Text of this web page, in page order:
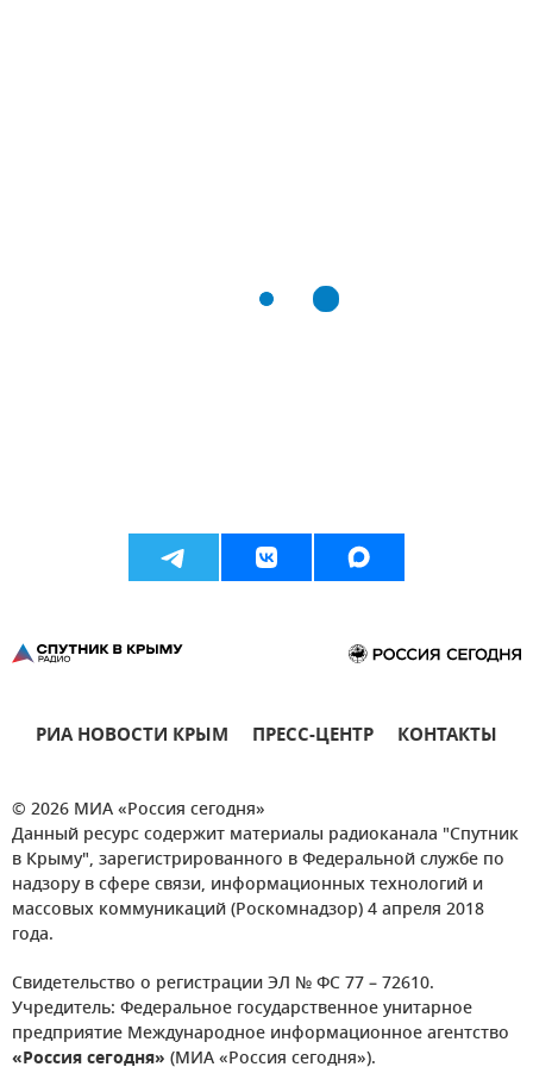
РИА НОВОСТИ КРЫМ ПРЕСС-ЦЕНТР КОНТАКТЫ
© 2026 МИА «Россия сегодня»
Данный ресурс содержит материалы радиоканала "Спутник
в Крыму", зарегистрированного в Федеральной службе по
надзору в сфере связи, информационных технологий и
массовых коммуникаций (Роскомнадзор) 4 апреля 2018
года.
Свидетельство о регистрации ЭЛ № ФС 77 – 72610.
Учредитель: Федеральное государственное унитарное
предприятие Международное информационное агентство
«Россия сегодня» (МИА «Россия сегодня»).